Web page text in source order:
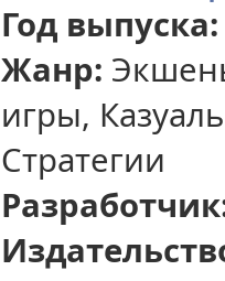
Год выпуска:
Жанр:
игры,
Стратегии